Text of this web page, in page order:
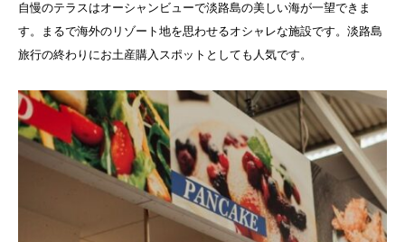
自慢のテラスはオーシャンビューで淡路島の美しい海が一望できま
す。まるで海外のリゾート地を思わせるオシャレな施設です。淡路島
旅行の終わりにお土産購入スポットとしても人気です。